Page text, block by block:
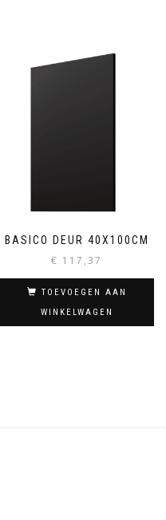
BASICO DEUR 40X100CM
€ 117,37
TOEVOEGEN AAN
WINKELWAGEN